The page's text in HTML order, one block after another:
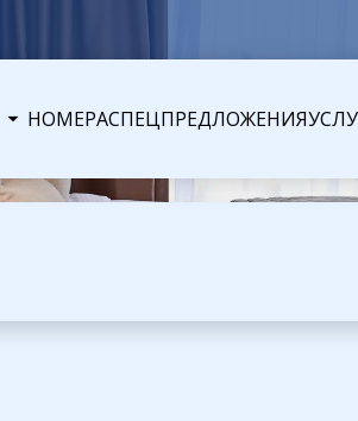
НОМЕРАСПЕЦПРЕДЛОЖЕНИЯ